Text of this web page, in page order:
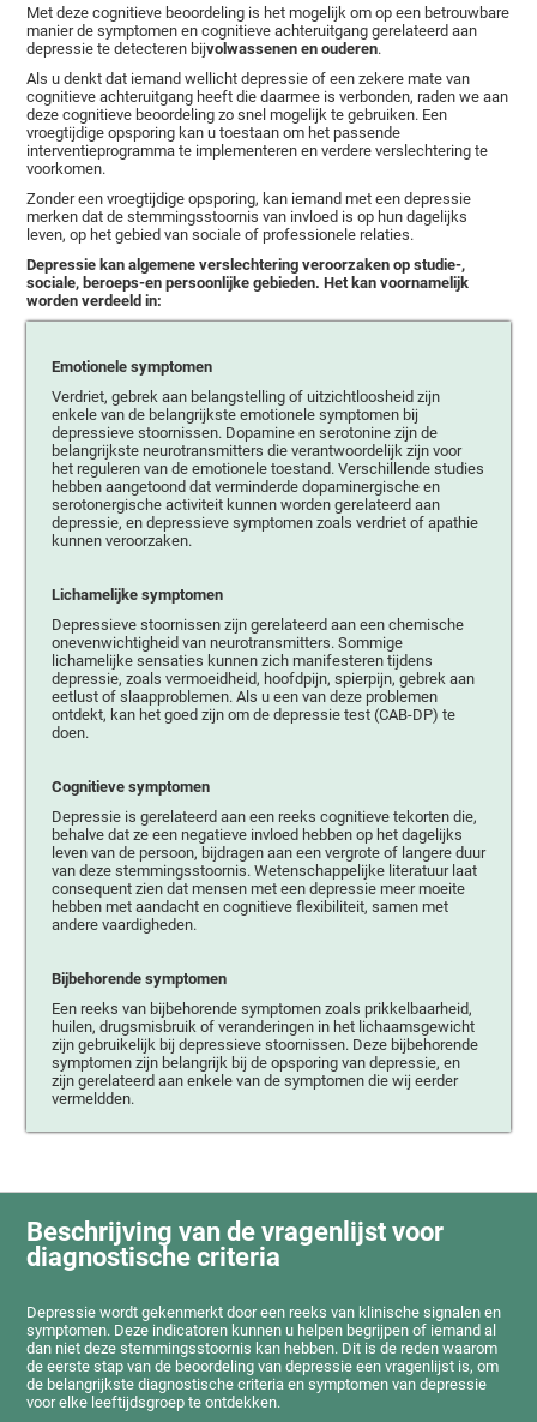
Met deze cognitieve beoordeling is het mogelijk om op een betrouwbare
manier de symptomen en cognitieve achteruitgang gerelateerd aan
depressie te detecteren bijvolwassenen en ouderen.
Als u denkt dat iemand wellicht depressie of een zekere mate van
cognitieve achteruitgang heeft die daarmee is verbonden, raden we aan
deze cognitieve beoordeling zo snel mogelijk te gebruiken. Een
vroegtijdige opsporing kan u toestaan om het passende
interventieprogramma te implementeren en verdere verslechtering te
voorkomen.
Zonder een vroegtijdige opsporing, kan iemand met een depressie
merken dat de stemmingsstoornis van invloed is op hun dagelijks
leven, op het gebied van sociale of professionele relaties.
Depressie kan algemene verslechtering veroorzaken op studie-,
sociale, beroeps-en persoonlijke gebieden. Het kan voornamelijk
worden verdeeld in:
Emotionele symptomen
Verdriet, gebrek aan belangstelling of uitzichtloosheid zijn
enkele van de belangrijkste emotionele symptomen bij
depressieve stoornissen. Dopamine en serotonine zijn de
belangrijkste neurotransmitters die verantwoordelijk zijn voor
het reguleren van de emotionele toestand. Verschillende studies
hebben aangetoond dat verminderde dopaminergische en
serotonergische activiteit kunnen worden gerelateerd aan
depressie, en depressieve symptomen zoals verdriet of apathie
kunnen veroorzaken.
Lichamelijke symptomen
Depressieve stoornissen zijn gerelateerd aan een chemische
onevenwichtigheid van neurotransmitters. Sommige
lichamelijke sensaties kunnen zich manifesteren tijdens
depressie, zoals vermoeidheid, hoofdpijn, spierpijn, gebrek aan
eetlust of slaapproblemen. Als u een van deze problemen
ontdekt, kan het goed zijn om de depressie test (CAB-DP) te
doen.
Cognitieve symptomen
Depressie is gerelateerd aan een reeks cognitieve tekorten die,
behalve dat ze een negatieve invloed hebben op het dagelijks
leven van de persoon, bijdragen aan een vergrote of langere duur
van deze stemmingsstoornis. Wetenschappelijke literatuur laat
consequent zien dat mensen met een depressie meer moeite
hebben met aandacht en cognitieve flexibiliteit, samen met
andere vaardigheden.
Bijbehorende symptomen
Een reeks van bijbehorende symptomen zoals prikkelbaarheid,
huilen, drugsmisbruik of veranderingen in het lichaamsgewicht
zijn gebruikelijk bij depressieve stoornissen. Deze bijbehorende
symptomen zijn belangrijk bij de opsporing van depressie, en
zijn gerelateerd aan enkele van de symptomen die wij eerder
vermeldden.
Beschrijving van de vragenlijst voor
diagnostische criteria
Depressie wordt gekenmerkt door een reeks van klinische signalen en
symptomen. Deze indicatoren kunnen u helpen begrijpen of iemand al
dan niet deze stemmingsstoornis kan hebben. Dit is de reden waarom
de eerste stap van de beoordeling van depressie een vragenlijst is, om
de belangrijkste diagnostische criteria en symptomen van depressie
voor elke leeftijdsgroep te ontdekken.